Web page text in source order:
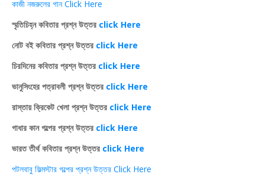
কাজী নজরুলের গান Click Here
স্মৃতিচিহ্ন কবিতার প্রশ্ন উত্তর click Here
নোট বই কবিতার প্রশ্ন উত্তর click Here
চিরদিনের কবিতার প্রশ্ন উত্তর click Here
ভানুসিংহের পত্রাবলী প্রশ্ন উত্তর click Here
রাস্তায় ক্রিকেট খেলা প্রশ্ন উত্তর click Here
গাধার কান গল্পের প্রশ্ন উত্তর click Here
ভারত তীর্থ কবিতার প্রশ্ন উত্তর click Here
পটলবাবু ফিল্মস্টার গল্পের প্রশ্ন উত্তর Click Here